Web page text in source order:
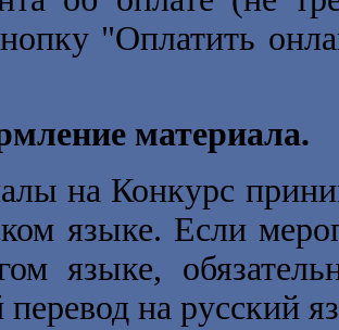
"Оплатить
материала.
на Конкурс
языке. Если
языке,
на русский